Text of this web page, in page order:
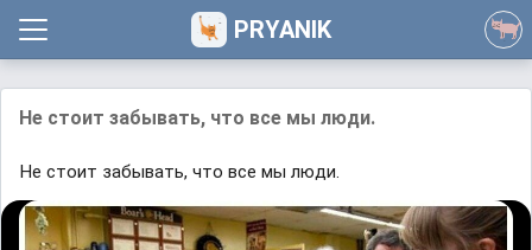
PRYANIK
Не стоит забывать, что все мы люди.
Не стоит забывать, что все мы люди.